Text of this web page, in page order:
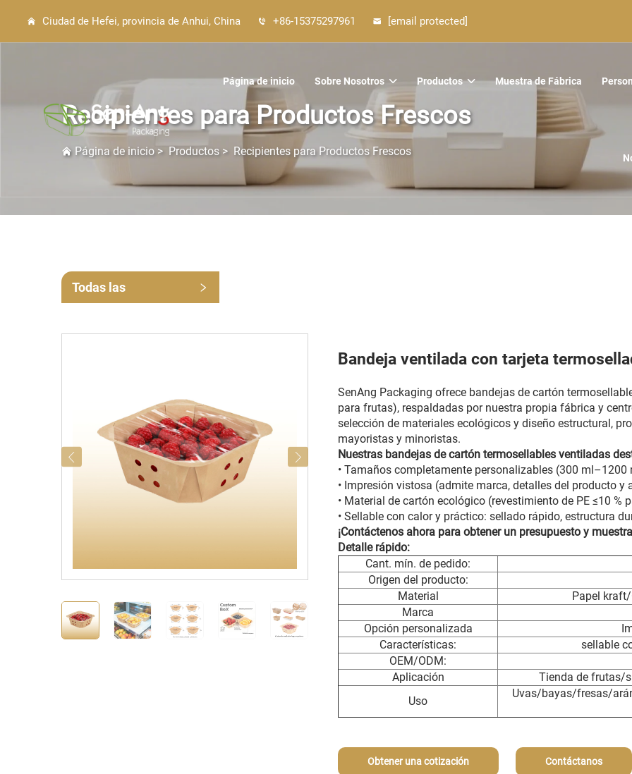
Ciudad de Hefei, provincia de Anhui, China +86-15375297961 [email protected]
Página de inicio Sobre Nosotros Productos Muestra de Fábrica
Recipientes para Productos Frescos
Página de inicio > Productos > Recipientes para Productos Frescos
Todas las
Bandeja ventilada con tarjeta
SenAng Packaging ofrece bandejas de cartón
para frutas), respaldadas por nuestra propia fábrica y
selección de materiales ecológicos y diseño estructural,
mayoristas y minoristas.
Nuestras bandejas de cartón termosellables ventiladas
• Tamaños completamente personalizables (300
• Impresión vistosa (admite marca, detalles del producto y
• Material de cartón ecológico (revestimiento de PE ≤10 %
• Sellable con calor y práctico: sellado rápido, estructura
¡Contáctenos ahora para obtener un presupuesto y
Detalle rápido:
Cant. mín. de pedido:
Origen del producto:
Material
Papel
Marca
Opción personalizada
Características:
sellable
OEM/ODM:
Aplicación
Tienda de frutas/
Uso
Uvas/bayas/fresas/
Obtener una cotización Contáctanos